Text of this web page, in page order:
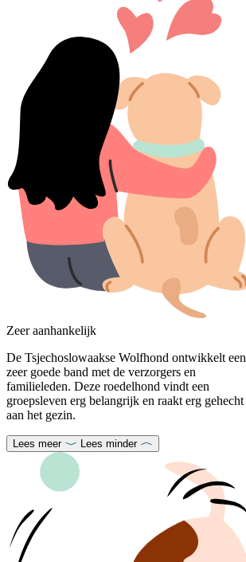
Zeer aanhankelijk
De Tsjechoslowaakse Wolfhond ontwikkelt een
zeer goede band met de verzorgers en
familieleden. Deze roedelhond vindt een
groepsleven erg belangrijk en raakt erg gehecht
aan het gezin.
Lees meer Lees minder